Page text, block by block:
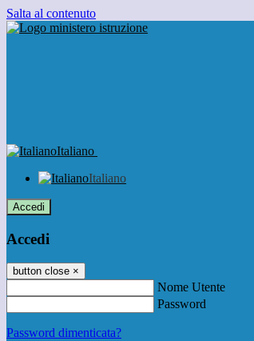
Salta al contenuto
Italiano
Italiano
Accedi
Accedi
button close ×
Nome Utente
Password
Password dimenticata?